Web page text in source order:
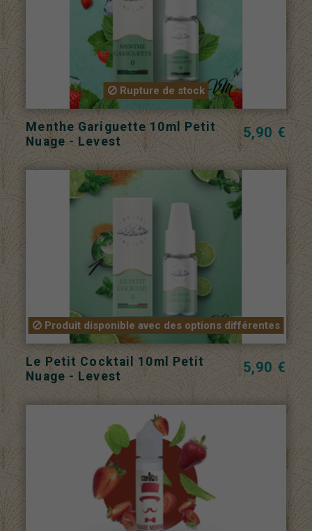
Rupture de stock
Menthe Gariguette 10ml Petit
Nuage - Levest
5,90 €
Produit disponible avec des options différentes
Le Petit Cocktail 10ml Petit
Nuage - Levest
5,90 €